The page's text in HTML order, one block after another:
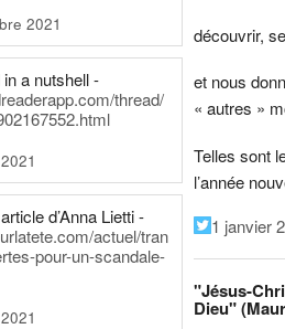
2021
a nutshell -
thread/
d’Anna Lietti -
actuel/tran
pour-un-scandale-
découvrir,
et nous
« autres »
Telles sont
l’année
1 janvier
"Jésus-
Dieu"